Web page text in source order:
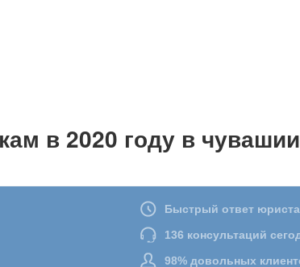
в 2020 году в чувашии